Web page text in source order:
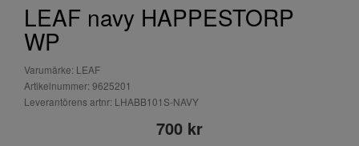
LEAF navy HAPPESTORP
WP
Varumärke: LEAF
Artikelnummer: 9625201
Leverantörens artnr: LHABB101S-NAVY
700 kr